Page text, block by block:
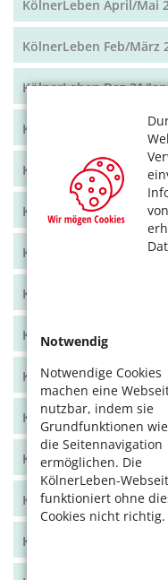
Notwendig
Notwendige Cookies
machen eine
nutzbar, indem sie
Grundfunktionen wie
die Seitennavigation
ermöglichen. Die
KölnerLeben-
funktioniert ohne
Cookies nicht richtig.
KölnerLeben April/Mai
KölnerLeben Feb/März
KölnerLeben Dez 21/
KölnerLeben Okt/Nov
KölnerLeben Aug/Sept
KölnerLeben Juni/Juli
KölnerLeben April/Mai
KölnerLeben Feb/März
KölnerLeben Dez 20/Jan
KölnerLeben Okt/Nov
KölnerLeben Aug/Sept
KölnerLeben Juni/Juli
KölnerLeben April/Mai
KölnerLeben Feb/März